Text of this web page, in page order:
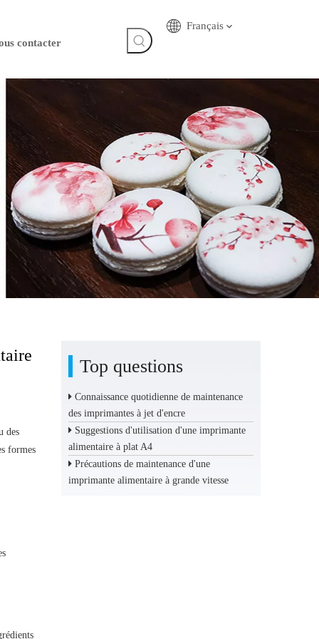
contacter
Français
des
formes
Top questions
Connaissance quotidienne de maintenance
des imprimantes à jet d'encre
Suggestions d'utilisation d'une imprimante
alimentaire à plat A4
Précautions de maintenance d'une
imprimante alimentaire à grande vitesse